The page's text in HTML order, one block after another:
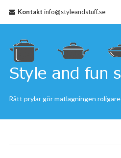
Kontakt info@styleandstuff.se
Rätt prylar gör matlagningen roligare